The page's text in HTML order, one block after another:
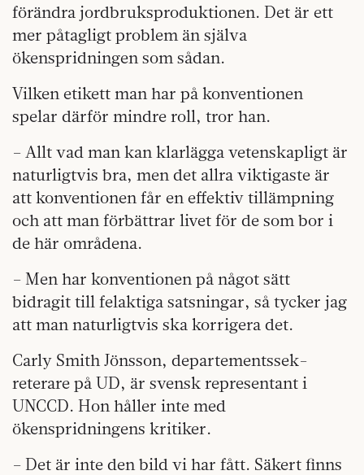
förändra jordbruksproduktionen. Det är ett
mer påtagligt problem än själva
ökenspridningen som sådan.
Vilken etikett man har på konventionen
spelar därför mindre roll, tror han.
– Allt vad man kan klarlägga vetenskapligt är
naturligtvis bra, men det allra viktigaste är
att konventionen får en effektiv tillämpning
och att man förbättrar livet för de som bor i
de här områdena.
– Men har konventionen på något sätt
bidragit till felaktiga satsningar, så tycker jag
att man naturligtvis ska korrigera det.
Carly Smith Jönsson, departementssek­
reterare på UD, är svensk representant i
UNCCD. Hon håller inte med
ökenspridningens kritiker.
– Det är inte den bild vi har fått. Säkert finns